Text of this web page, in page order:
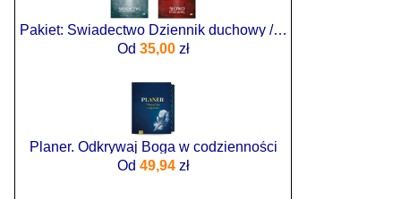
Pakiet: Świadectwo Dziennik duchowy / Słowo pouczenia
Od 35,00zł
Planer. Odkrywaj Boga w codzienności
Od 49,94zł